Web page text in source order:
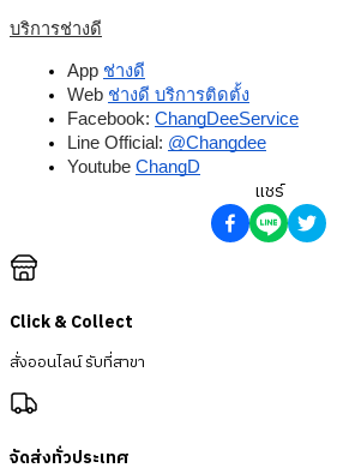
บริการช่างดี
App ช่างดี
Web ช่างดี บริการติดตั้ง
Facebook: ChangDeeService
Line Official: @Changdee
Youtube ChangD
แชร์
Click & Collect
สั่งออนไลน์ รับที่สาขา
จัดส่งทั่วประเทศ